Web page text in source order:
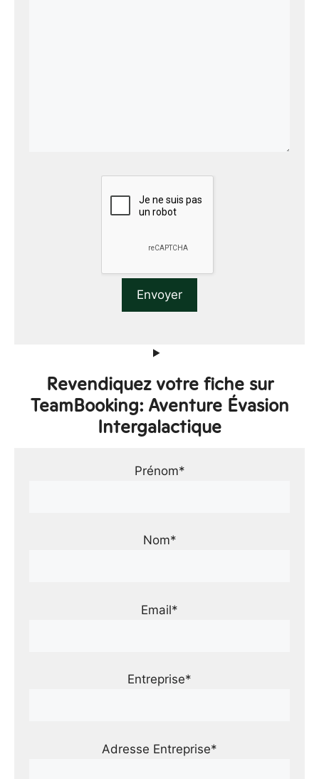
Revendiquez votre fiche sur
TeamBooking: Aventure Évasion
Intergalactique
Prénom*
Nom*
Email*
Entreprise*
Adresse Entreprise*